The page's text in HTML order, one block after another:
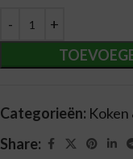
Alternative:
Categorieën: Koken
Share: